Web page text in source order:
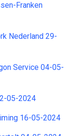
Franken
Nederland 29-
Service 04-05-
05-2024
16-05-2024